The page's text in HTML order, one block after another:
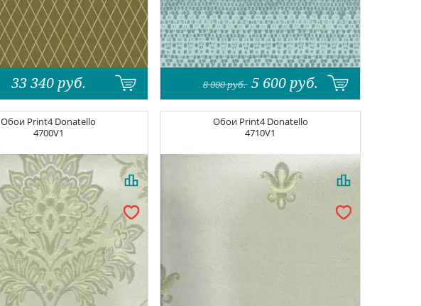
33 340 руб. 8 000руб. 5 600 руб.
Обои Print4 Donatello
4700V1
Обои Print4 Donatello
4710V1